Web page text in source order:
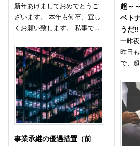
新年あけましておめでとうご
ざいます。 本年も何卒、宜し
くお願い致します。 私事で…
事業承継の優遇措置（前
超～
ベト
うだ!!
一昨
昨日
で、